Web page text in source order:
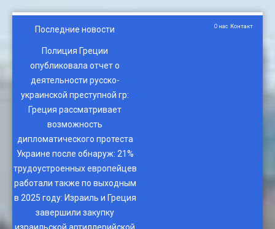
Последние новости
Полиция Греции
опубликовала отчет о
деятельности русско-
украинской преступной гр:
Греция рассматривает
возможность
дипломатического протеста
Украине после обнаруж: 21%
трудоустроенных европейцев
работали также по выходным
в 2025 году: Израиль и Греция
завершили закупку
О нас Контакт